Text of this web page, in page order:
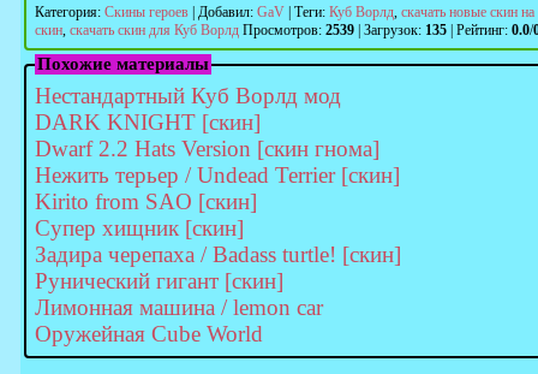
Категория: Скины героев Добавил: GaV Теги: Куб Ворлд, скачать новые скин
скин, скачать скин для Куб Ворлд Просмотров: 2539 Загрузок: 135 Рейтинг: 0.0/
Похожие материалы
Нестандартный Куб Ворлд мод
DARK KNIGHT [скин]
Dwarf 2.2 Hats Version [скин гнома]
Нежить терьер / Undead Terrier [скин]
Kirito from SAO [скин]
Супер хищник [скин]
Задира черепаха / Badass turtle! [скин]
Рунический гигант [скин]
Лимонная машина / lemon car
Оружейная Cube World